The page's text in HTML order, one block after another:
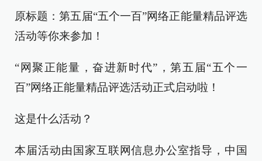
原标题：第五届“五个一百”网络正能量精品评选
活动等你来参加！
“网聚正能量，奋进新时代”，第五届“五个一
百”网络正能量精品评选活动正式启动啦！
这是什么活动？
本届活动由国家互联网信息办公室指导，中国